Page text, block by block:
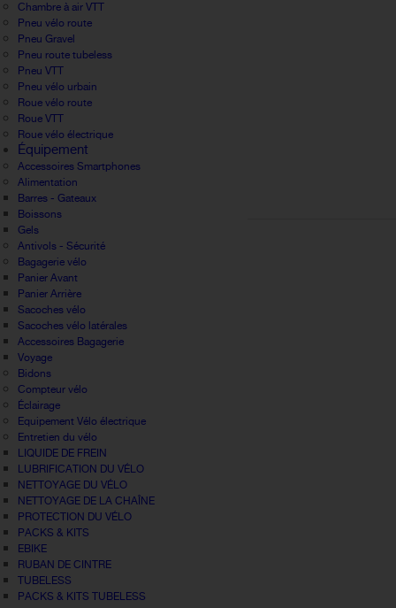
Chambre à air VTT
Pneu vélo route
Pneu Gravel
Pneu route tubeless
Pneu VTT
Pneu vélo urbain
Roue vélo route
Roue VTT
Roue vélo électrique
Équipement
Accessoires Smartphones
Alimentation
Barres - Gateaux
Boissons
Gels
Antivols - Sécurité
Bagagerie vélo
Panier Avant
Panier Arrière
Sacoches vélo
Sacoches vélo latérales
Accessoires Bagagerie
Voyage
Bidons
Compteur vélo
Éclairage
Equipement Vélo électrique
Entretien du vélo
LIQUIDE DE FREIN
LUBRIFICATION DU VÉLO
NETTOYAGE DU VÉLO
NETTOYAGE DE LA CHAÎNE
PROTECTION DU VÉLO
PACKS & KITS
EBIKE
RUBAN DE CINTRE
TUBELESS
PACKS & KITS TUBELESS